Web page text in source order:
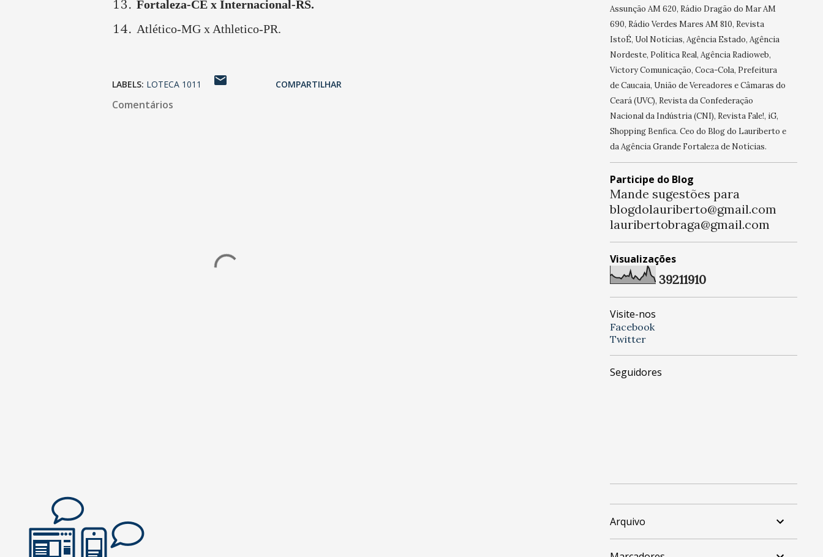
Fortaleza-CE x Internacional-RS.
Atlético-MG x Athletico-PR.
LABELS: LOTECA 1011 COMPARTILHAR
Comentários
Assunção AM 620, Rádio Dragão do Mar AM
690, Rádio Verdes Mares AM 810, Revista
IstoÉ, Uol Notícias, Agência Estado, Agência
Nordeste, Política Real, Agência Radioweb,
Victory Comunicação, Coca-Cola, Prefeitura
de Caucaia, União de Vereadores e Câmaras do
Ceará (UVC), Revista da Confederação
Nacional da Indústria (CNI), Revista Fale!, iG,
Shopping Benfica. Ceo do Blog do Lauriberto e
da Agência Grande Fortaleza de Notícias.
Participe do Blog
Mande sugestões para
blogdolauriberto@gmail.com
lauribertobraga@gmail.com
Visualizações
39211910
Visite-nos
Facebook
Twitter
Seguidores
Arquivo